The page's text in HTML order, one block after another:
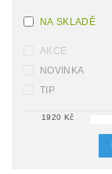
NA SKLADĚ
AKCE
NOVINKA
TIP
1920 Kč